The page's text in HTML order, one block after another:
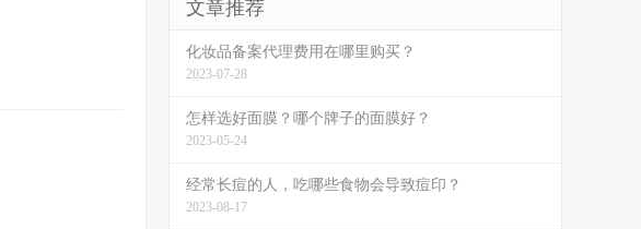
文章推荐
化妆品备案代理费用在哪里购买？
2023-07-28
怎样选好面膜？哪个牌子的面膜好？
2023-05-24
经常长痘的人，吃哪些食物会导致痘印？
2023-08-17